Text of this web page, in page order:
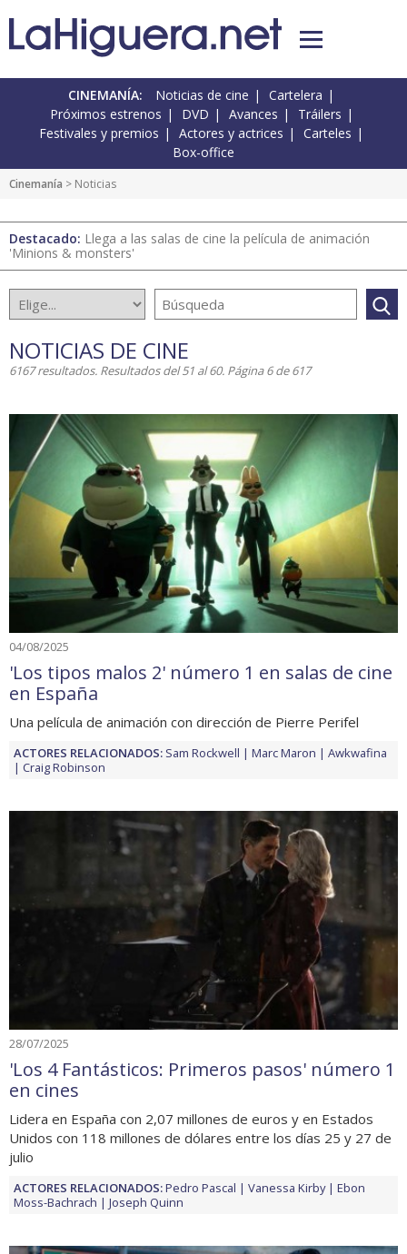
CINEMANÍA: Noticias de cine
Cartelera
Próximos estrenos
DVD Avances
Tráilers
Festivales y premios
Actores y actrices
Carteles
Box-office
Cinemanía > Noticias
Destacado: Llega a las salas de cine la película de animación
'Minions & monsters'
NOTICIAS DE CINE
6167 resultados. Resultados del 51 al 60. Página 6 de 617
04/08/2025
'Los tipos malos 2' número 1 en salas de cine
en España
Una película de animación con dirección de Pierre Perifel
ACTORES RELACIONADOS: Sam Rockwell Marc Maron
Awkwafina
Craig Robinson
28/07/2025
'Los 4 Fantásticos: Primeros pasos' número 1
en cines
Lidera en España con 2,07 millones de euros y en Estados
Unidos con 118 millones de dólares entre los días 25 y 27 de
julio
ACTORES RELACIONADOS:Pedro Pascal Vanessa Kirby
Ebon
Moss-Bachrach
Joseph Quinn